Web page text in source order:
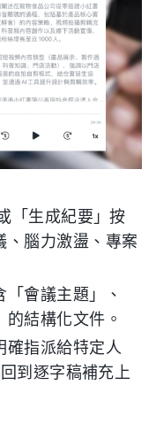
「生成紀要」按
、腦力激盪、專案
「會議主題」、
的結構化文件。
確指派給特定人
到逐字稿補充上